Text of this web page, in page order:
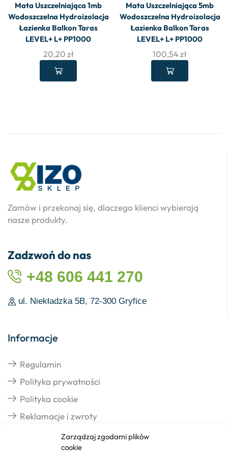
Zarządzaj zgodami plików
cookie
Mata Uszczelniająca 1mb
Wodoszczelna Hydroizolacja
Łazienka Balkon Taras
LEVEL+ L+ PP1000
20,20 zł
Mata Uszczelniająca 5mb
Wodoszczelna Hydroizolacja
Łazienka Balkon Taras
LEVEL+ L+ PP1000
100,54 zł
Zamów i przekonaj się, dlaczego klienci wybierają
nasze produkty.
Zadzwoń do nas
+48 606 441 270
ul. Niekładzka 5B, 72-300 Gryfice
Informacje
Regulamin
Polityka prywatności
Polityka cookie
Reklamacje i zwroty